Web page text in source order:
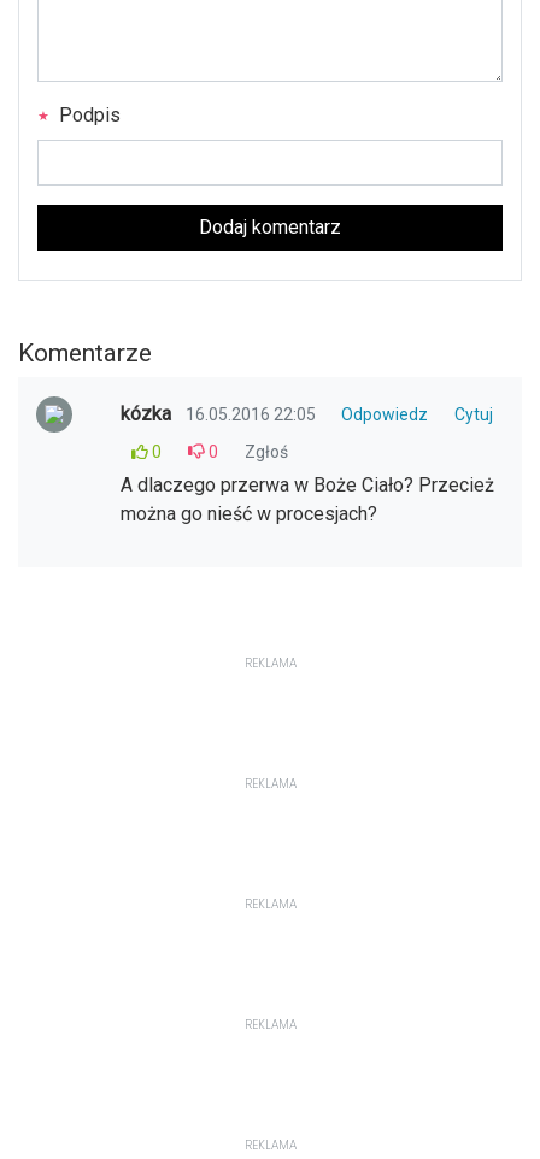
Podpis
Dodaj komentarz
Komentarze
kózka 16.05.2016 22:05 Odpowiedz
Cytuj
0
0 Zgłoś
A dlaczego przerwa w Boże Ciało? Przecież
można go nieść w procesjach?
REKLAMA
REKLAMA
REKLAMA
REKLAMA
REKLAMA